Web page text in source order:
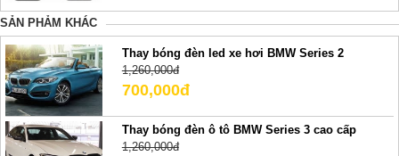
SẢN PHẢM KHÁC
Thay bóng đèn led xe hơi BMW Series 2
1,260,000đ
700,000đ
Thay bóng đèn ô tô BMW Series 3 cao cấp
1,260,000đ